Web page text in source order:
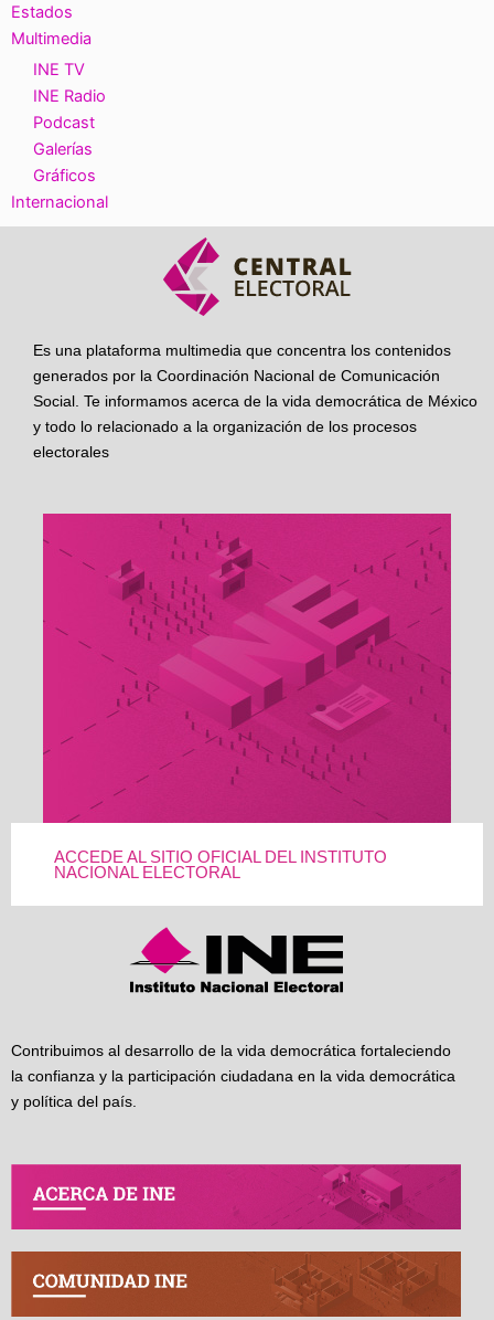
Estados
Multimedia
INE TV
INE Radio
Podcast
Galerías
Gráficos
Internacional
Es una plataforma multimedia que concentra los contenidos
generados por la Coordinación Nacional de Comunicación
Social. Te informamos acerca de la vida democrática de México
y todo lo relacionado a la organización de los procesos
electorales
ACCEDE AL SITIO OFICIAL DEL INSTITUTO
NACIONAL ELECTORAL
Contribuimos al desarrollo de la vida democrática fortaleciendo
la confianza y la participación ciudadana en la vida democrática
y política del país.